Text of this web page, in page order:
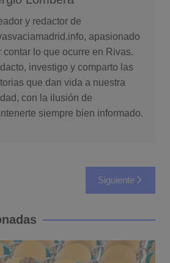
y redactor de
apasionado
contar lo que ocurre en Rivas.
investigo y comparto las
que dan vida a nuestra
con la ilusión de
siempre bien informado.
Siguiente